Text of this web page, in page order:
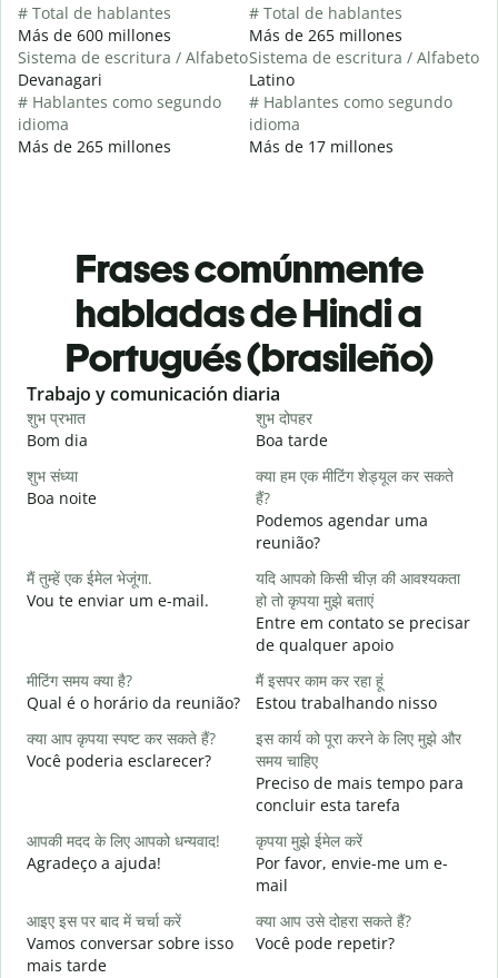
# Total de hablantes
Más de 600 millones
Sistema de escritura / Alfabeto
Devanagari
# Hablantes como segundo
idioma
Más de 265 millones
# Total de hablantes
Más de 265 millones
Sistema de escritura / Alfabeto
Latino
# Hablantes como segundo
idioma
Más de 17 millones
Frases comúnmente
habladas de Hindi a
Portugués (brasileño)
Slide 1 of 6
Trabajo y comunicación diaria
शुभ प्रभात
Bom dia
शुभ दोपहर
Boa tarde
शुभ संध्या
Boa noite
क्या हम एक मीटिंग शेड्यूल कर सकते
हैं?
Podemos agendar uma
reunião?
मैं तुम्हें एक ईमेल भेजूंगा.
Vou te enviar um e-mail.
यदि आपको किसी चीज़ की आवश्यकता
हो तो कृपया मुझे बताएं
Entre em contato se precisar
de qualquer apoio
मीटिंग समय क्या है?
Qual é o horário da reunião?
मैं इसपर काम कर रहा हूं
Estou trabalhando nisso
क्या आप कृपया स्पष्ट कर सकते हैं?
Você poderia esclarecer?
इस कार्य को पूरा करने के लिए मुझे और
समय चाहिए
Preciso de mais tempo para
concluir esta tarefa
आपकी मदद के लिए आपको धन्यवाद!
Agradeço a ajuda!
कृपया मुझे ईमेल करें
Por favor, envie-me um e-
mail
आइए इस पर बाद में चर्चा करें
Vamos conversar sobre isso
mais tarde
क्या आप उसे दोहरा सकते हैं?
Você pode repetir?